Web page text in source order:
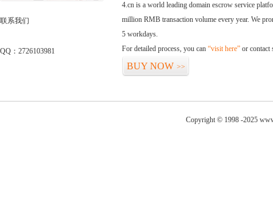
联系我们
QQ：2726103981
4.cn is a world leading domain escrow service
million RMB transaction volume every year. We
5 workdays.
For detailed process, you can “visit here” or contact
BUY NOW >>
Copyright © 1998 -2025